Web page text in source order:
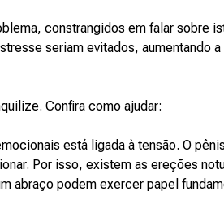
constrangidos em falar sobre
seriam evitados, aumentando
Confira como ajudar:
está ligada à tensão. O
Por isso, existem as ereções
abraço podem exercer papel